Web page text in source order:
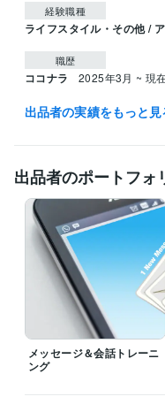
経験職種
ライフスタイル・その他 /
職歴
ココナラ 2025年3月 ~ 現
受賞歴
CSS:0年HTML:0年
ビジネス・クリエイティ
WordPress:8年Excel:8年
Google スプレッドシート:1年
PowerPoint:8年
Word:8年
得意分野
悩み相談・カウンセリング
活スケジューリング
婚活
婚活ジム
モチベーション
悩み相談・カウンセリング
ション＆見た目アドバイス
出品者の実績をもっと見
出品者のポートフォ
メッセージ＆会話トレーニ
ング